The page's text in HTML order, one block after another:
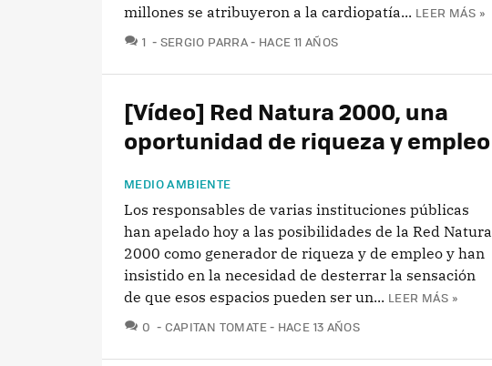
millones se atribuyeron a la cardiopatía... LEER MÁS »
1 COMENTARIOS
SERGIO PARRA HACE 11 AÑOS
[Vídeo] Red Natura 2000, una
oportunidad de riqueza y empleo
MEDIO AMBIENTE
Los responsables de varias instituciones públicas
han apelado hoy a las posibilidades de la Red Natura
2000 como generador de riqueza y de empleo y han
insistido en la necesidad de desterrar la sensación
de que esos espacios pueden ser un... LEER MÁS »
0 COMENTARIOS
CAPITAN TOMATE HACE 13 AÑOS